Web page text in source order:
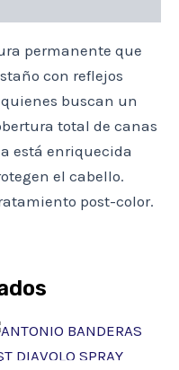
permanente que
con reflejos
buscan un
total de canas
está enriquecida
el cabello.
post-color.